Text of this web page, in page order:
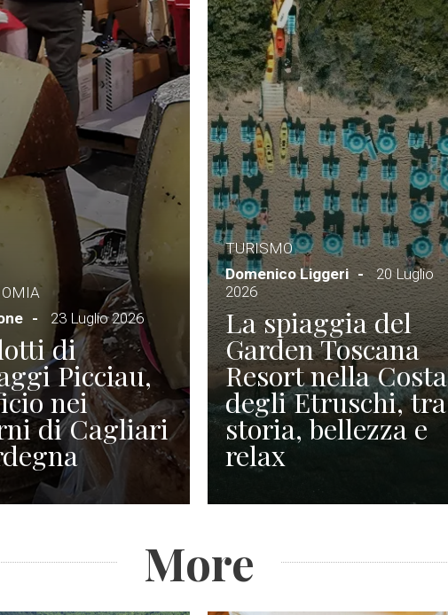
23 Luglio 2026
di
Picciau,
nei
di Cagliari
TURISMO
Domenico Liggeri
20 Luglio
2026
La spiaggia del
Garden Toscana
Resort nella Costa
degli Etruschi, tra
storia, bellezza e
relax
More